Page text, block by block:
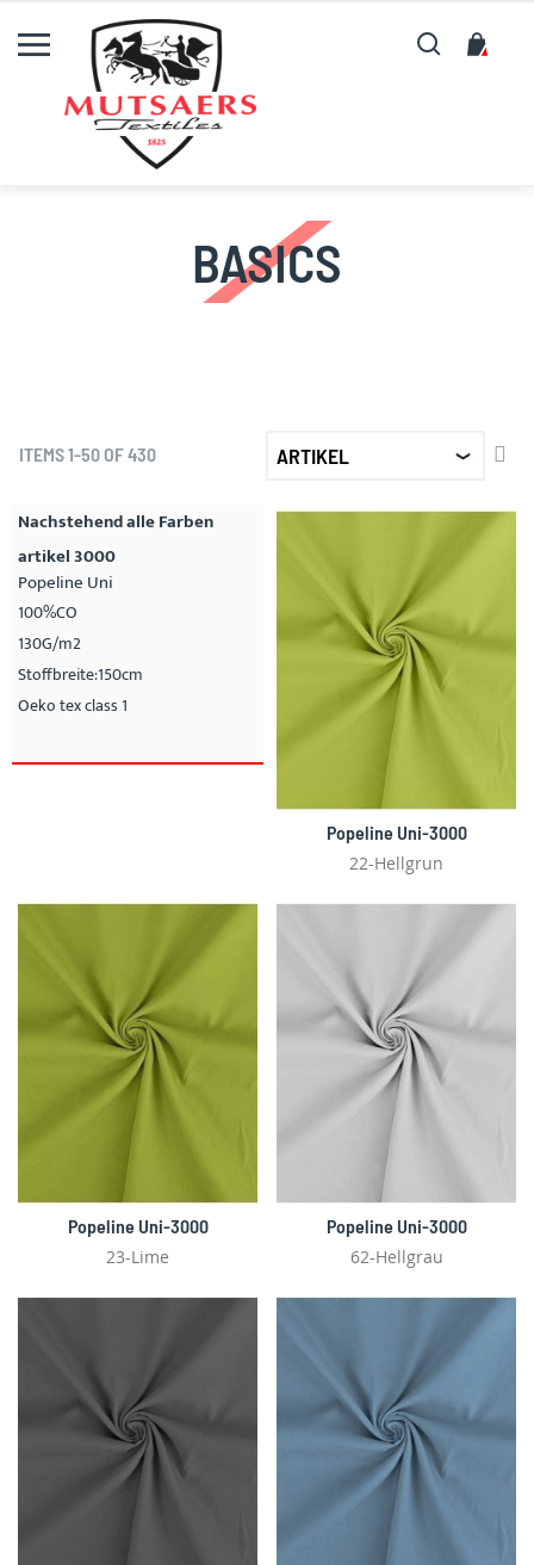
Suche
BASICS
ITEMS1-50OF430
Nachstehend alle Farben
artikel 3000
Popeline Uni
100%CO
130G/m2
Stoffbreite:150cm
Oeko tex class 1
Popeline Uni-3000
22-Hellgrun
Popeline Uni-3000
23-Lime
Popeline Uni-3000
62-Hellgrau